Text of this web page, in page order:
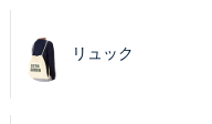
リュック